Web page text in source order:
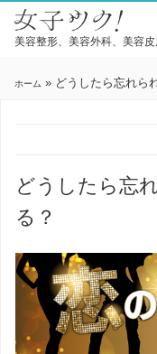
美容整形、美容外科、美容
ホーム » どうしたら忘れら
どうしたら忘
る？